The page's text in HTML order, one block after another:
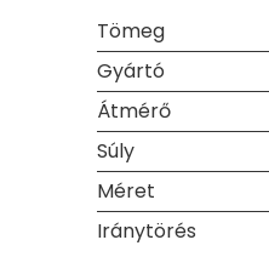
Tömeg
Gyártó
Átmérő
Súly
Méret
Iránytörés